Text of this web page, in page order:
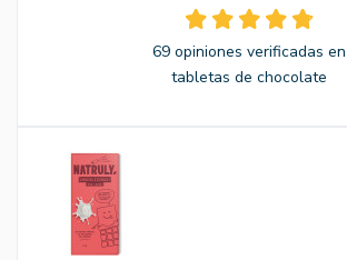
69 opiniones verificadas en
tabletas de chocolate